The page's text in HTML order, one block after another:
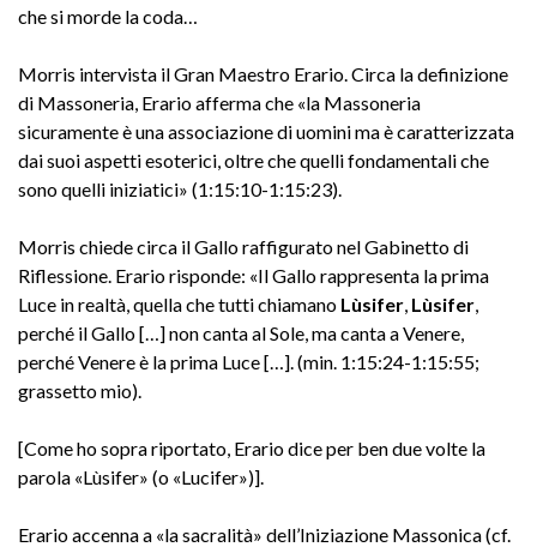
che si morde la coda…
Morris intervista il Gran Maestro Erario. Circa la definizione
di Massoneria, Erario afferma che «la Massoneria
sicuramente è una associazione di uomini ma è caratterizzata
dai suoi aspetti esoterici, oltre che quelli fondamentali che
sono quelli iniziatici» (1:15:10-1:15:23).
Morris chiede circa il Gallo raffigurato nel Gabinetto di
Riflessione. Erario risponde: «Il Gallo rappresenta la prima
Luce in realtà, quella che tutti chiamano Lùsifer Lùsifer
perché il Gallo […] non canta al Sole, ma canta a Venere,
perché Venere è la prima Luce […]. (min. 1:15:24-1:15:55;
grassetto mio).
[Come ho sopra riportato, Erario dice per ben due volte la
parola «Lùsifer» (o «Lucifer»)].
Erario accenna a «la sacralità» dell’Iniziazione Massonica (cf.